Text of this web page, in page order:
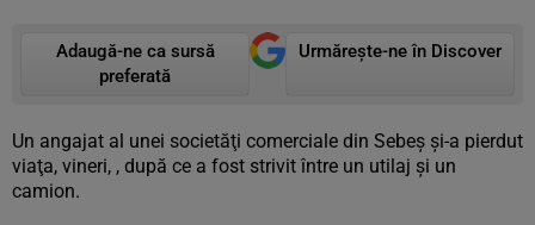
Adaugă-ne ca sursă
preferată
Urmărește-ne în Discover
Un angajat al unei societăţi comerciale din Sebeş şi-a pierdut
viaţa, vineri, , după ce a fost strivit între un utilaj şi un
camion.